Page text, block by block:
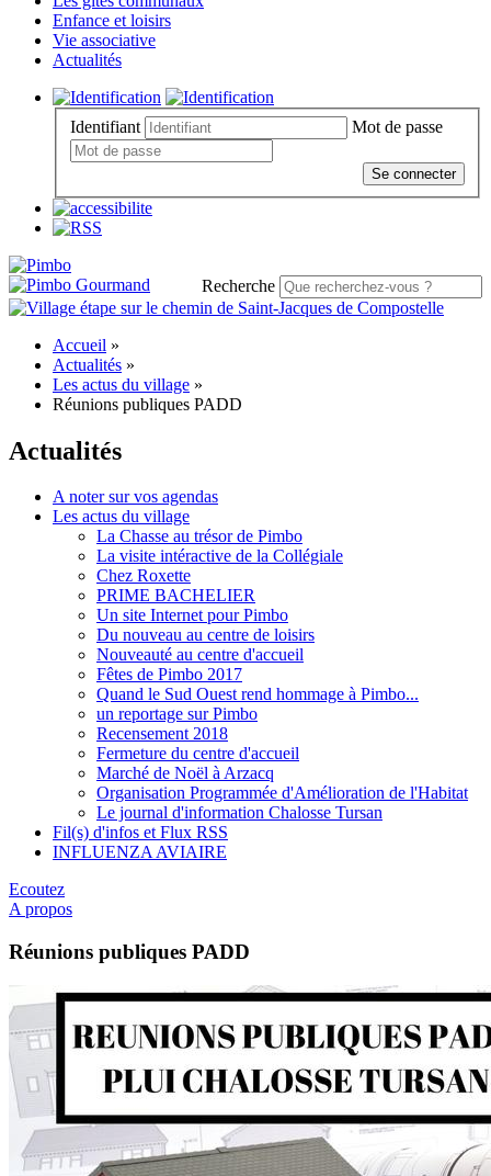
Enfance et loisirs
Vie associative
Actualités
Identifiant Mot de passe
Se connecter
Recherche
Accueil »
Actualités »
Les actus du village »
Réunions publiques PADD
Actualités
A noter sur vos agendas
Les actus du village
La Chasse au trésor de Pimbo
La visite intéractive de la Collégiale
Chez Roxette
PRIME BACHELIER
Un site Internet pour Pimbo
Du nouveau au centre de loisirs
Nouveauté au centre d'accueil
Fêtes de Pimbo 2017
Quand le Sud Ouest rend hommage à Pimbo...
un reportage sur Pimbo
Recensement 2018
Fermeture du centre d'accueil
Marché de Noël à Arzacq
Organisation Programmée d'Amélioration de l'Habitat
Le journal d'information Chalosse Tursan
Fil(s) d'infos et Flux RSS
INFLUENZA AVIAIRE
Ecoutez
A propos
Réunions publiques PADD